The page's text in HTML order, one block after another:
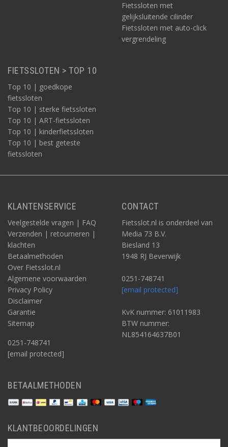
Fietssloten met
gelijksluitende cilinder
Fietssloten met auto-click
vergrendeling
FIETSSLOTEN > TOP 10
Top 10 | goedkope
fietssloten
Top 10 | sterke fietssloten
Top 10 | ART-fietssloten
Top 10 | kinderfietssloten
Top 10 | best geteste
fietssloten
KLANTENSERVICE
Veelgestelde vragen | FAQ
Verzenden | retourneren |
klachten
Betaalmethoden
Over Fietsslot.nl
Algemene voorwaarden
Privacy Policy
Disclaimer
Garantie
Sitemap
0251-748741
[email protected]
CONTACT
Fietsslot.nl is onderdeel van
Media 73 B.V.
Biesland 13
1948 RJ Beverwijk
0251-748741
[email protected]
KvK nummer: 61011983
BTW nummer:
NL854164637B01
BETAALMETHODEN
KLANTBEOORDELINGEN